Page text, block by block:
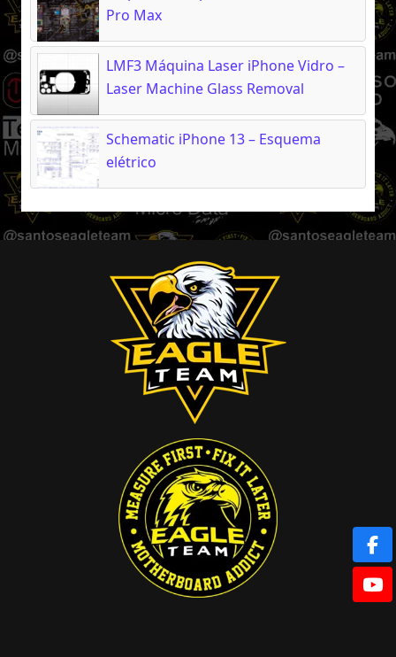
Pro Max
LMF3 Máquina Laser iPhone Vidro –
Laser Machine Glass Removal
Schematic iPhone 13 – Esquema
elétrico